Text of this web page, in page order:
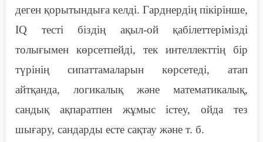
деген қорытындыға келді. Гарднердің пікірінше,
IQ тесті біздің ақыл-ой қабілеттерімізді
толығымен көрсетпейді, тек интеллекттің бір
түрінің сипаттамаларын көрсетеді, атап
айтқанда, логикалық және математикалық,
сандық ақпаратпен жұмыс істеу, ойда тез
шығару, сандарды есте сақтау және т. б.